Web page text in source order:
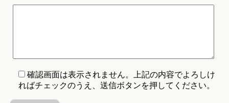
確認画面は表示されません。上記の内容でよろしけ
ればチェックのうえ、送信ボタンを押してください。